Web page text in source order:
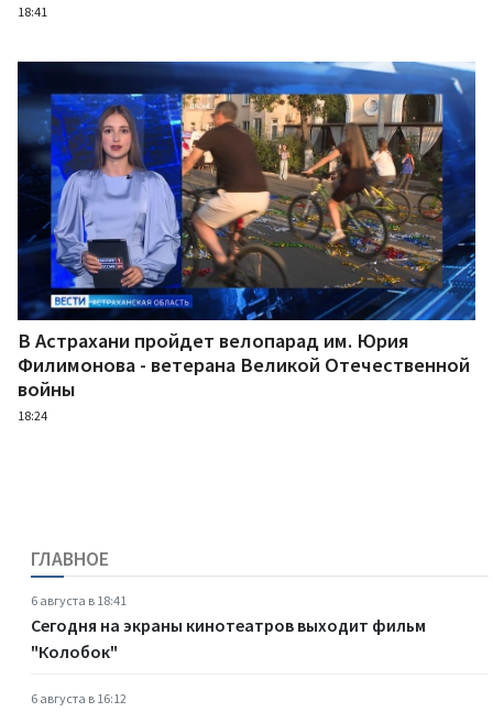
18:41
В Астрахани пройдет велопарад им. Юрия
Филимонова - ветерана Великой Отечественной
войны
18:24
ГЛАВНОЕ
6 августа в 18:41
Сегодня на экраны кинотеатров выходит фильм
"Колобок"
6 августа в 16:12